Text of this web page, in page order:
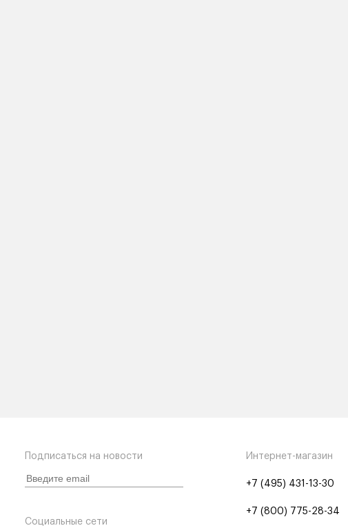
Подписаться на новости
Социальные сети
Интернет-магазин
+7 (495) 431-13-30
+7 (800) 775-28-34